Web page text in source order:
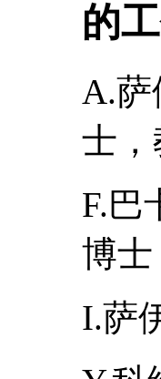
的
A.
士，
F.巴
博士
I.萨